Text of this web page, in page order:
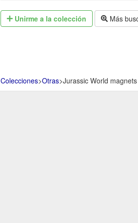
Unirme a la colección Más
Colecciones>Otras>Jurassic World